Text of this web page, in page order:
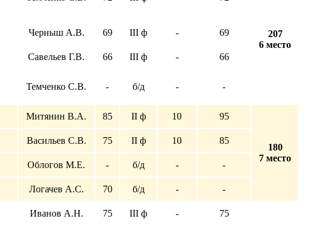
207
6 место
Черныш А.В. 69 III ф - 69
Савельев Г.В. 66 III ф - 66
Темченко С.В. - б/д - -
Митянин В.А. 85 II ф 10 95
180
7 место
Васильев С.В. 75 II ф 10 85
Облогов М.Е. - б/д - -
Логачев А.С. 70 б/д - -
Иванов А.Н. 75 III ф - 75